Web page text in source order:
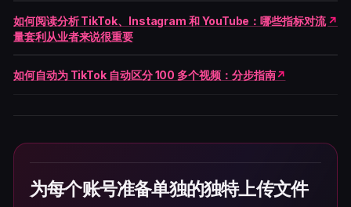
如何阅读分析 TikTok、Instagram 和 YouTube：哪些指标对流
量套利从业者来说很重要
如何自动为 TikTok 自动区分 100 多个视频：分步指南
为每个账号准备单独的独特上传文件